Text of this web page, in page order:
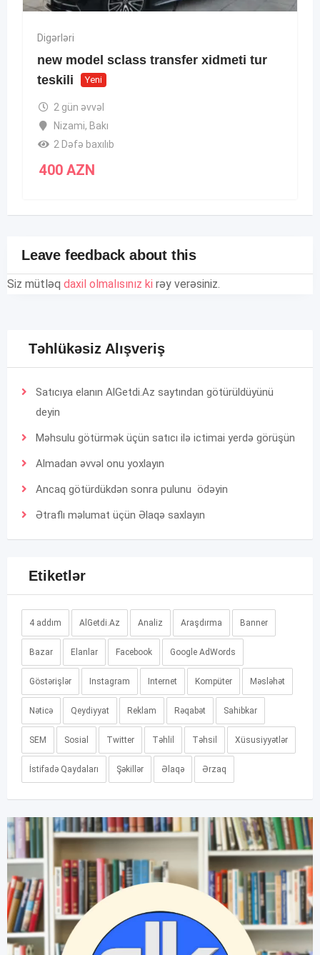
Digərləri
new model sclass transfer xidmeti tur
teskili
Yeni
2 gün əvvəl
Nizami, Bakı
2 Dəfə baxılıb
400 AZN
Leave feedback about this
Siz mütləq daxil olmalısınız ki rəy verəsiniz.
Təhlükəsiz Alışveriş
Satıcıya elanın AlGetdi.Az saytından götürüldüyünü
deyin
Məhsulu götürmək üçün satıcı ilə ictimai yerdə görüşün
Almadan əvvəl onu yoxlayın
Ancaq götürdükdən sonra pulunu ödəyin
Ətraflı məlumat üçün Əlaqə saxlayın
Etiketlər
4 addım AlGetdi.Az Analiz Araşdırma Banner
Bazar Elanlar Facebook Google AdWords
Göstərişlər Instagram Internet Kompüter Məsləhət
Nəticə Qeydiyyat Reklam Rəqabət Sahibkar
SEM Sosial Twitter Təhlil Təhsil Xüsusiyyətlər
İstifadə Qaydaları Şəkillər Əlaqə Ərzaq